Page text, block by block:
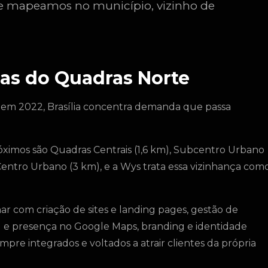
mapeamos no município, vizinho de
do Quadras Norte
2022, Brasília concentra demanda que passa
são Quadras Centrais (1,6 km), Subcentro Urbano
Urbano (3 km), e a Wys trata essa vizinhança
com criação de sites e landing pages, gestão de
presença no Google Maps, branding e identidade
integrados e voltados a atrair clientes da própria